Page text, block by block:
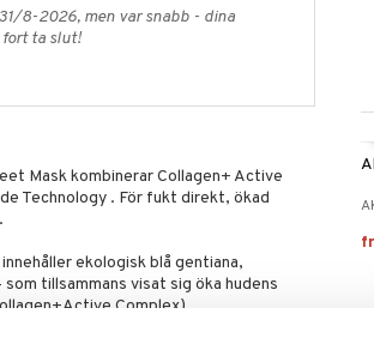
8-2026, men var snabb - dina
ta slut!
Mask kombinerar Collagen+ Active
Technology . För fukt direkt, ökad
ekologisk blå gentiana,
tillsammans visat sig öka hudens
Complex)